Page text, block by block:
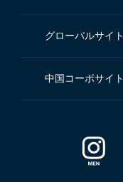
グローバルサイト
中国コーポサイト